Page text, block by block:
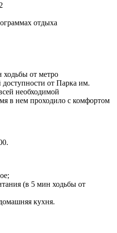
отдыха
ходьбы от метро
от Парка им.
необходимой
в нем проходило с комфортом
(в 5 мин ходьбы от
кухня.